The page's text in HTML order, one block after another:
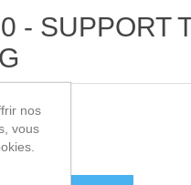
- SUPPORT
nos
vous